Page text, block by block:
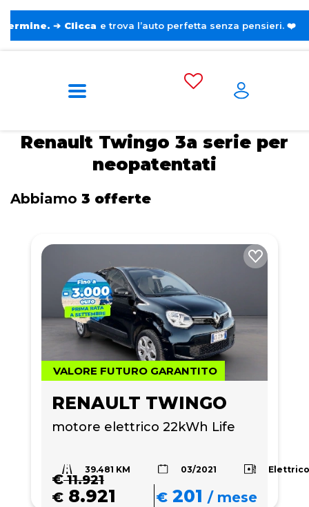
Clicca e trova l’auto perfetta senza pensieri. ❤️
Twingo 3a serie
Renault Twingo 3a serie per
neopatentati
Abbiamo 3 offerte
VALORE FUTURO GARANTITO
RENAULT TWINGO
motore elettrico 22kWh Life
39.481 KM 03/2021
€11.921
€ 8.921 € 201 /mese